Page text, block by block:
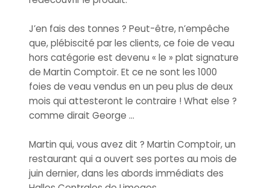
J’en fais des tonnes ? Peut-être, n’empêche
que, plébiscité par les clients, ce foie de veau
hors catégorie est devenu « le » plat signature
de Martin Comptoir. Et ce ne sont les 1000
foies de veau vendus en un peu plus de deux
mois qui attesteront le contraire ! What else ?
comme dirait George …
Martin qui, vous avez dit ? Martin Comptoir, un
restaurant qui a ouvert ses portes au mois de
juin dernier, dans les abords immédiats des